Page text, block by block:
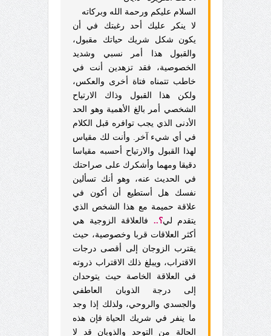
السلام عليكم ورحمة الله وبركاته
لا ينكر عليك أحد رغبتك في أن
يكون شكل شريك حياتك مقبول،
والقبول هذا أمر نسبي وشديد
الخصوصية، فقد تزهدين أنت في
خاطب تتمناه فتاة أخرى والعكس،
ولكن هذا القبول وذاك الارتياح
الشخصي أمر بالغ الأهمية وهو الحد
الأدنى الذي يجب توافره قبل الكلام
في أي شيء آخر. وأنت لك مقياس
لهذا القبول والارتياح أحسبه مقياسا
دقيقا ومهما وأشكرك على صراحتك
في الحديث عنه، وهو أنك تسألين
نفسك هل أستطيع أن أكون في
علاقة حميمة مع هذا الشخص الذي
يتقدم لي؟.. فالعلاقة الزوجية هي
أكثر العلاقات قربا وخصوصية، حيث
يقترب الزوجان إلى أقصى درجات
الاقتراب، ويبلغ ذلك الاقتراب ذروته
في العلاقة الخاصة حيث يتوحدان
إلى درجة الذوبان العاطفي
والجسدي والروحي، ولذلك إذا وجد
ما ينفر في شريك الحياة فإن هذه
الحالة من التوحد والذوبان قد لا